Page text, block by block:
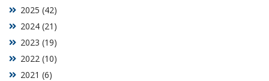
2021 (6)
2022 (10)
2023 (19)
2024 (21)
2025 (42)